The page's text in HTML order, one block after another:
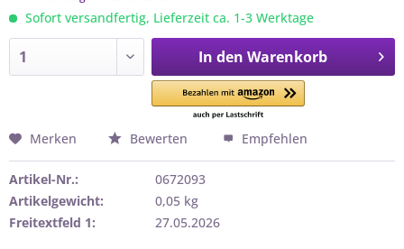
Sofort versandfertig, Lieferzeit ca. 1-3 Werktage
In den Warenkorb
Merken Bewerten Empfehlen
Artikel-Nr.:
0672093
Artikelgewicht:
0,05 kg
Freitextfeld 1:
27.05.2026